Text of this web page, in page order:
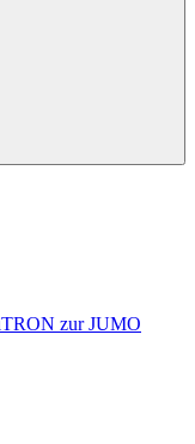
zur JUMO